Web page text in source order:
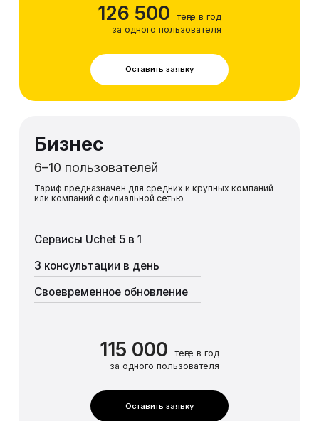
126 500
теңге в год
за одного пользователя
Оставить заявку
Бизнес
6–10 пользователей
Тариф предназначен для средних и крупных компаний
или компаний с филиальной сетью
Сервисы Uchet 5 в 1
3 консультации в день
Своевременное обновление
115 000
теңге в год
за одного пользователя
Оставить заявку